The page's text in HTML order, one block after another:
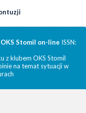
OKS Stomil on-line ISSN:
z klubem OKS Stomil
na temat sytuacji w